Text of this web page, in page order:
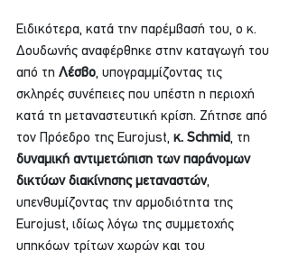
Ειδικότερα, κατά την παρέμβασή του, ο κ.
Δουδωνής αναφέρθηκε στην καταγωγή του
από τη Λέσβο, υπογραμμίζοντας τις
σκληρές συνέπειες που υπέστη η περιοχή
κατά τη μεταναστευτική κρίση. Ζήτησε από
τον Πρόεδρο της Eurojust, κ. Schmid, τη
δυναμική αντιμετώπιση των παράνομων
δικτύων διακίνησης μεταναστών,
υπενθυμίζοντας την αρμοδιότητα της
Eurojust, ιδίως λόγω της συμμετοχής
υπηκόων τρίτων χωρών και του